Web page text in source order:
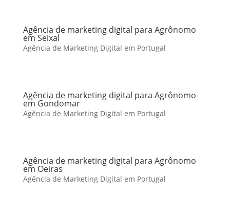
Agência de marketing digital para Agrônomo
em Seixal
Agência de Marketing Digital em Portugal
Agência de marketing digital para Agrônomo
em Gondomar
Agência de Marketing Digital em Portugal
Agência de marketing digital para Agrônomo
em Oeiras
Agência de Marketing Digital em Portugal